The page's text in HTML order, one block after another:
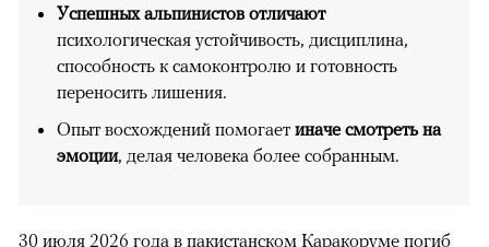
Успешных альпинистов отличают
психологическая устойчивость, дисциплина,
способность к самоконтролю и готовность
переносить лишения.
Опыт восхождений помогает иначе смотреть на
эмоции, делая человека более собранным.
30 июля 2026 года в пакистанском Каракоруме погиб